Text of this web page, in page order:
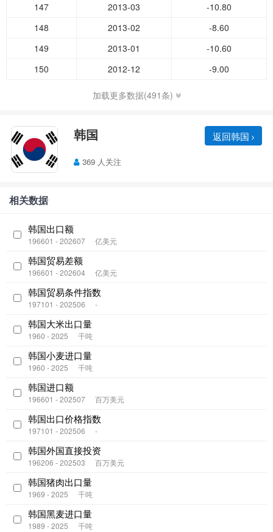
147
2013-03
-10.80
148
2013-02
-8.60
149
2013-01
-10.60
150
2012-12 -9.00
加载更多数据(491条)
韩国 返回韩国
369 人关注
相关数据
韩国出口额
196601 - 202607 亿美元
韩国贸易差额
196601 - 202604 亿美元
韩国贸易条件指数
197101 - 202506 -
韩国大米出口量
1960 - 2025 千吨
韩国小麦进口量
1960 - 2025 千吨
韩国进口额
196601 - 202507 百万美元
韩国出口价格指数
197101 - 202506 -
韩国外国直接投资
196206 - 202503 百万美元
韩国猪肉出口量
1969 - 2025 千吨
韩国黑麦进口量
1989 - 2025 千吨